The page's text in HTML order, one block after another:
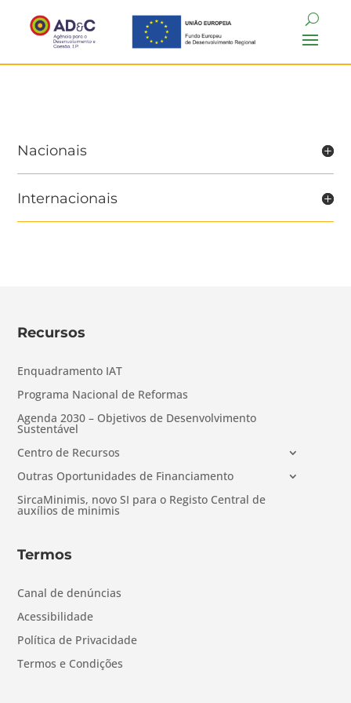
Nacionais
Internacionais
Recursos
Enquadramento IAT
Programa Nacional de Reformas
Agenda 2030 – Objetivos de Desenvolvimento
Sustentável
Centro de Recursos
Outras Oportunidades de Financiamento
SircaMinimis, novo SI para o Registo Central de
auxílios de minimis
Termos
Canal de denúncias
Acessibilidade
Política de Privacidade
Termos e Condições